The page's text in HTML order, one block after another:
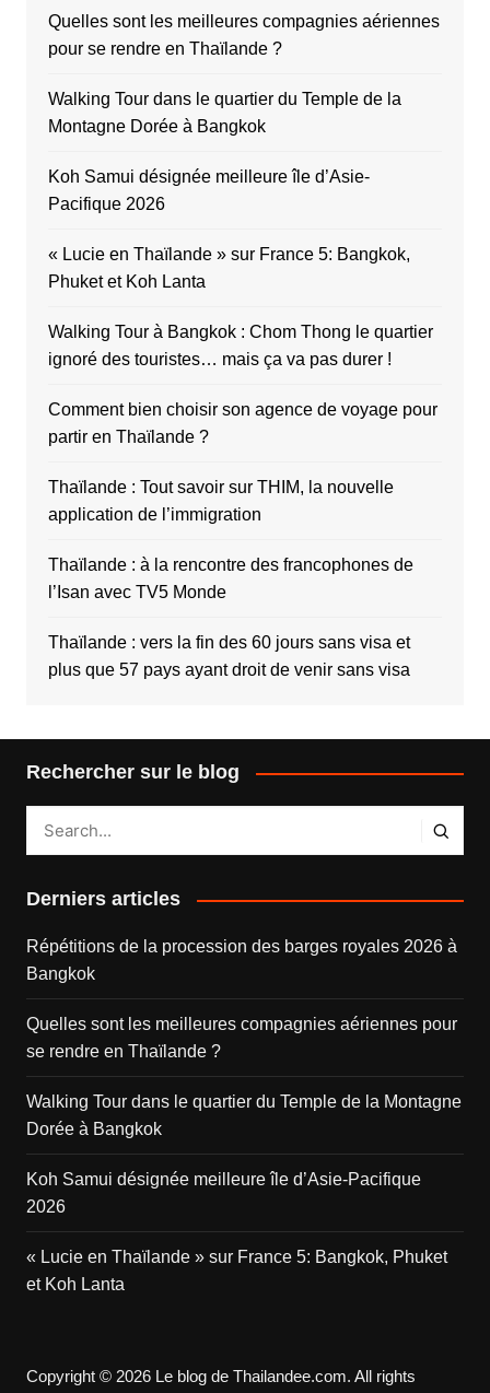
Quelles sont les meilleures compagnies aériennes
pour se rendre en Thaïlande ?
Walking Tour dans le quartier du Temple de la
Montagne Dorée à Bangkok
Koh Samui désignée meilleure île d’Asie-
Pacifique 2026
« Lucie en Thaïlande » sur France 5: Bangkok,
Phuket et Koh Lanta
Walking Tour à Bangkok : Chom Thong le quartier
ignoré des touristes… mais ça va pas durer !
Comment bien choisir son agence de voyage pour
partir en Thaïlande ?
Thaïlande : Tout savoir sur THIM, la nouvelle
application de l’immigration
Thaïlande : à la rencontre des francophones de
l’Isan avec TV5 Monde
Thaïlande : vers la fin des 60 jours sans visa et
plus que 57 pays ayant droit de venir sans visa
Rechercher sur le blog
Derniers articles
Répétitions de la procession des barges royales 2026 à
Bangkok
Quelles sont les meilleures compagnies aériennes pour
se rendre en Thaïlande ?
Walking Tour dans le quartier du Temple de la Montagne
Dorée à Bangkok
Koh Samui désignée meilleure île d’Asie-Pacifique
2026
« Lucie en Thaïlande » sur France 5: Bangkok, Phuket
et Koh Lanta
Copyright © 2026 Le blog de Thailandee.com. All rights